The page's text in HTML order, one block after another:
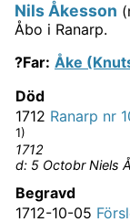
Nils Åkesson (
Åbo i Ranarp.
?Far: Åke
Död
1712 Ranarp nr
1)
1712
d: 5 Octobr Niels
Begravd
1712-10-05